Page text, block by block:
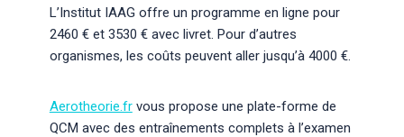
L’Institut IAAG offre un programme en ligne pour
2460 € et 3530 € avec livret. Pour d’autres
organismes, les coûts peuvent aller jusqu’à 4000 €.
Aerotheorie.frvous propose une plate-forme de
QCM avec des entraînements complets à l’examen